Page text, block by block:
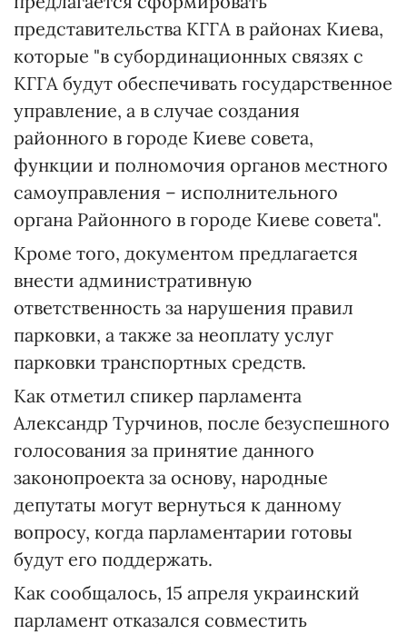
представительства КГГА в районах Киева,
которые "в субординационных связях с
КГГА будут обеспечивать государственное
управление, а в случае создания
районного в городе Киеве совета,
функции и полномочия органов местного
самоуправления – исполнительного
органа Районного в городе Киеве совета".
Кроме того, документом предлагается
внести административную
ответственность за нарушения правил
парковки, а также за неоплату услуг
парковки транспортных средств.
Как отметил спикер парламента
Александр Турчинов, после безуспешного
голосования за принятие данного
законопроекта за основу, народные
депутаты могут вернуться к данному
вопросу, когда парламентарии готовы
будут его поддержать.
Как сообщалось, 15 апреля украинский
парламент отказался совместить